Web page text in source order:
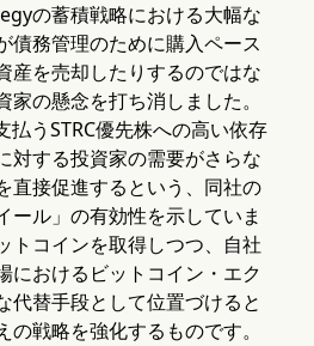
の蓄積戦略における大幅な
債務管理のために購入ペース
産を売却したりするのではな
の懸念を打ち消しました。
払うSTRC優先株への高い依存
対する投資家の需要がさらな
直接促進するという、同社の
ール」の有効性を示していま
トコインを取得しつつ、自社
におけるビットコイン・エク
代替手段として位置づけると
戦略を強化するものです。